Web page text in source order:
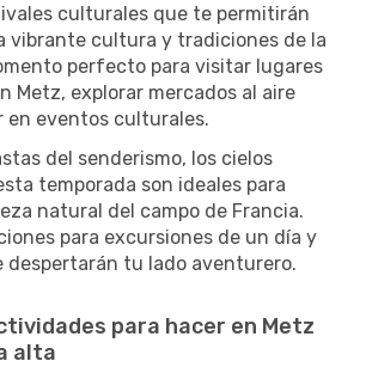
culturales que te permitirán
vibrante cultura y tradiciones de la
perfecto para visitar lugares
Metz, explorar mercados al aire
en eventos culturales.
del senderismo, los cielos
temporada son ideales para
natural del campo de Francia.
para excursiones de un día y
despertarán tu lado aventurero.
para hacer en Metz
alta